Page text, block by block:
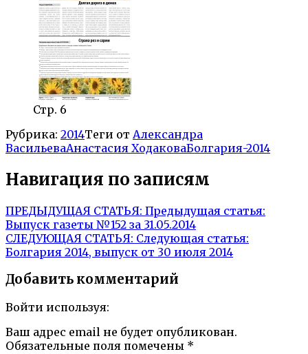
Стр. 6
Рубрика: 2014Теги от Александра
ВасильеваАнастасия ХодаковаБолгария-2014
Навигация по записям
ПРЕДЫДУЩАЯ СТАТЬЯ: Предыдущая статья:
Выпуск газеты №152 за 31.05.2014
СЛЕДУЮЩАЯ СТАТЬЯ: Следующая статья:
Болгария 2014, выпуск от 30 июля 2014
Добавить комментарий
Войти используя:
Ваш адрес email не будет опубликован.
Обязательные поля помечены *